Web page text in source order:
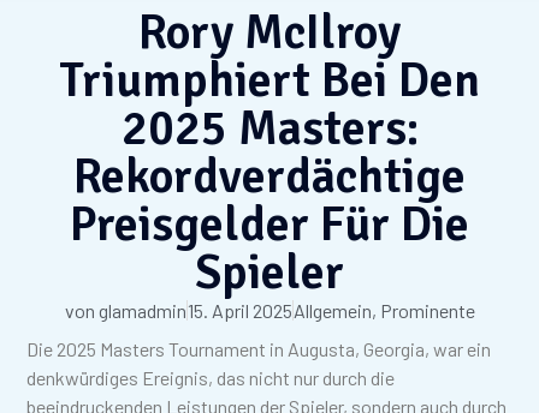
Rory McIlroy
Triumphiert Bei Den
2025 Masters:
Rekordverdächtige
Preisgelder Für Die
Spieler
von glamadmin15. April 2025Allgemein, Prominente
Die 2025 Masters Tournament in Augusta, Georgia, war ein
denkwürdiges Ereignis, das nicht nur durch die
beeindruckenden Leistungen der Spieler, sondern auch durch